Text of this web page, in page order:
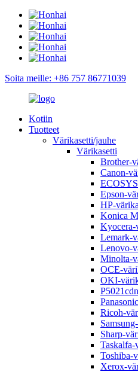
Soita meille: +86 757 86771039
Kotiin
Tuotteet
Värikasetti/jauhe
Värikasetti
Brother-
Canon-
Epson-
HP-
Konica
Kyocera-
Lemark-
Lenovo-
Minolta-
OCE-
OKI-
Ricoh-
Sharp-
Taskalfa-
Toshiba-
Xerox-